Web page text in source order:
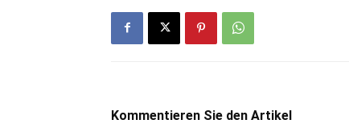
Kommentieren Sie den Artikel